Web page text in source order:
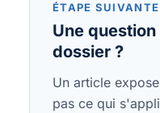
ÉTAPE SUIVANTE
Une
dossier ?
Un article
pas ce qui